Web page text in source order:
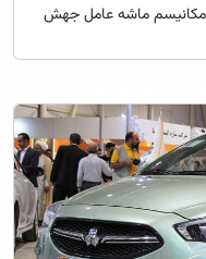
مکانیسم ماشه عامل جهش